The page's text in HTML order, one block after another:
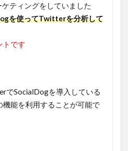
ティングをしていました
を使ってTwitterを分析して
トです
でSocialDogを導入している
能を利用することが可能で